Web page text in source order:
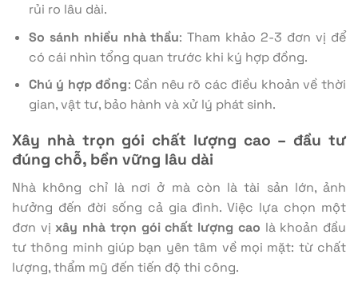
rủi ro lâu dài.
So sánh nhiều nhà thầu: Tham khảo 2-3 đơn vị để
có cái nhìn tổng quan trước khi ký hợp đồng.
Chú ý hợp đồng: Cần nêu rõ các điều khoản về thời
gian, vật tư, bảo hành và xử lý phát sinh.
Xây nhà trọn gói chất lượng cao – đầu tư
đúng chỗ, bền vững lâu dài
Nhà không chỉ là nơi ở mà còn là tài sản lớn, ảnh
hưởng đến đời sống cả gia đình. Việc lựa chọn một
đơn vịxây nhà trọn gói chất lượng cao là khoản đầu
tư thông minh giúp bạn yên tâm về mọi mặt: từ chất
lượng, thẩm mỹ đến tiến độ thi công.